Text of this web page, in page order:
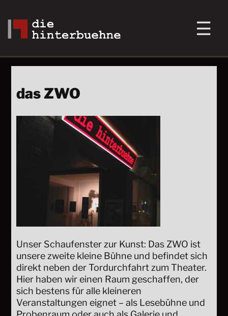
das ZWO
Unser Schaufenster zur Kunst: Das ZWO ist
unsere zweite kleine Bühne und befindet sich
direkt neben der Tordurchfahrt zum Theater.
Hier haben wir einen Raum geschaffen, der
sich bestens für alle kleineren
Veranstaltungen eignet – als Lesebühne und